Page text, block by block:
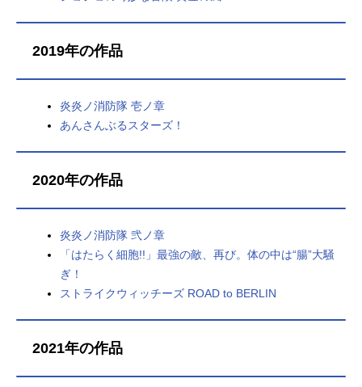
2019年の作品
炎炎ノ消防隊 壱ノ章
あんさんぶるスターズ！
2020年の作品
炎炎ノ消防隊 弐ノ章
「はたらく細胞!!」最強の敵、再び。体の中は“腸”大騒
ぎ！
ストライクウィッチーズ ROAD to BERLIN
2021年の作品